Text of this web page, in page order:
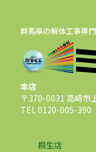
群馬県の解体工事専
本店
〒370-0031 高崎市
TEL 0120-005-390
桐生店